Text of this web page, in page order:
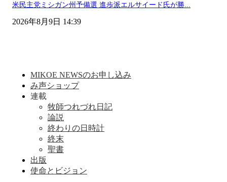
米民主党ミシガン州予備選 進歩派エルサイード氏が勝...
2026年8月9日 14:39
MIKOE NEWSのお申し込み
み声ショップ
連載
牧師つれづれ日記
論説
終わりの日時計
終末
聖書
出版
使命とビジョン